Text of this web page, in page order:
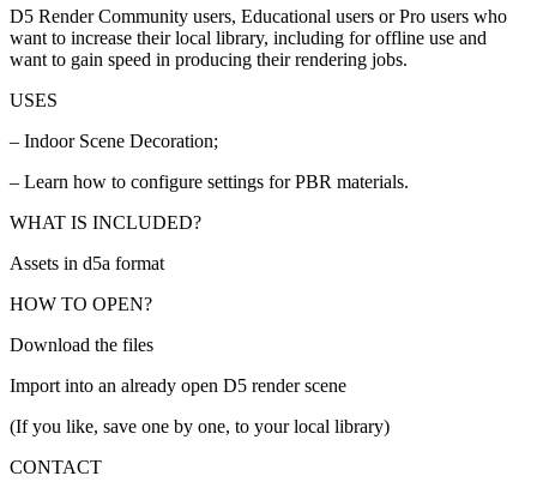
D5 Render Community users, Educational users or Pro users who
want to increase their local library, including for offline use and
want to gain speed in producing their rendering jobs.
USES
– Indoor Scene Decoration;
– Learn how to configure settings for PBR materials.
WHAT IS INCLUDED?
Assets in d5a format
HOW TO OPEN?
Download the files
Import into an already open D5 render scene
(If you like, save one by one, to your local library)
CONTACT